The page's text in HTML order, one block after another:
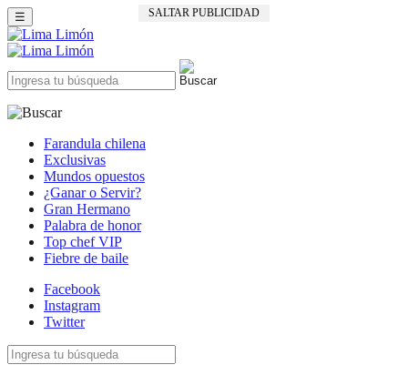
SALTAR PUBLICIDAD
☰
Farandula chilena
Exclusivas
Mundos opuestos
¿Ganar o Servir?
Gran Hermano
Palabra de honor
Top chef VIP
Fiebre de baile
Facebook
Instagram
Twitter